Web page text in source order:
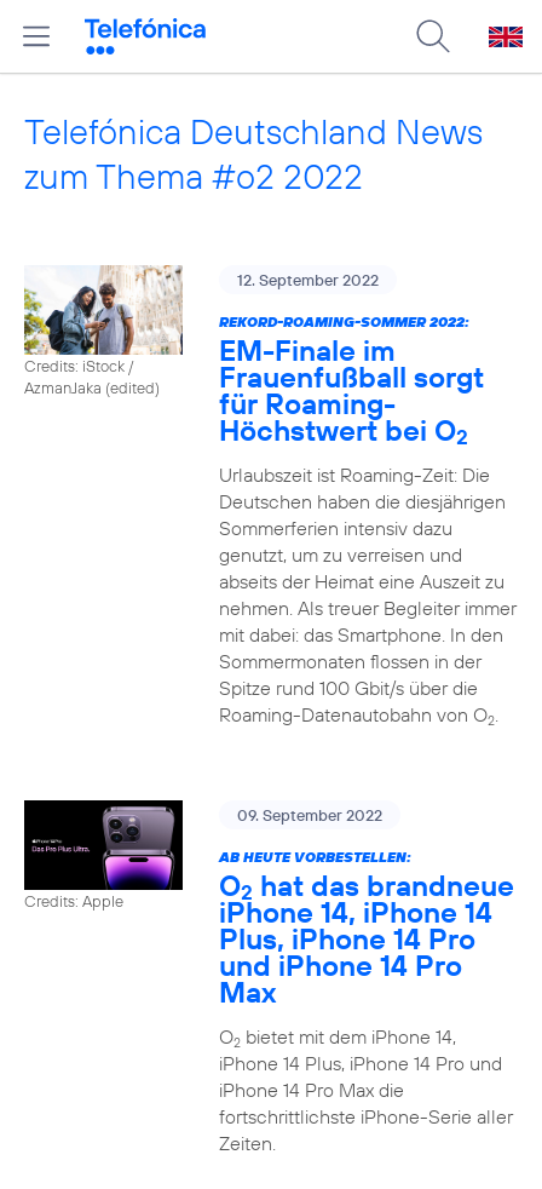
Telefónica Deutschland News
zum Thema #o2 2022
Credits: iStock /
AzmanJaka (edited)
12. September 2022
REKORD-ROAMING-SOMMER 2022:
EM-Finale im
Frauenfußball sorgt
für Roaming-
Höchstwert bei O2
Urlaubszeit ist Roaming-Zeit: Die
Deutschen haben die diesjährigen
Sommerferien intensiv dazu
genutzt, um zu verreisen und
abseits der Heimat eine Auszeit zu
nehmen. Als treuer Begleiter immer
mit dabei: das Smartphone. In den
Sommermonaten flossen in der
Spitze rund 100 Gbit/s über die
Roaming-Datenautobahn von O2.
Credits: Apple
09. September 2022
AB HEUTE VORBESTELLEN:
O2 hat das brandneue
iPhone 14, iPhone 14
Plus, iPhone 14 Pro
und iPhone 14 Pro
Max
O2bietet mit dem iPhone 14,
iPhone 14 Plus, iPhone 14 Pro und
iPhone 14 Pro Max die
fortschrittlichste iPhone-Serie aller
Zeiten.